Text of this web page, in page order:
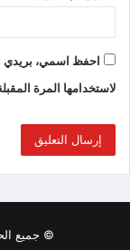
احفظ اسمي، بريدي
لاستخدامها المرة
© جميع الحقوق